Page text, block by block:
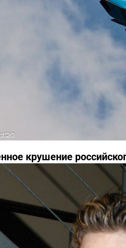
крушение
засекречены